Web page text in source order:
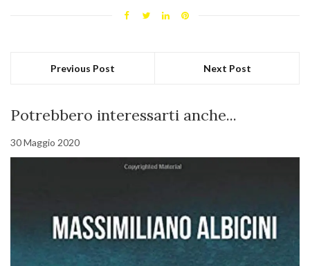
Previous Post Next Post
Potrebbero interessarti anche...
30 Maggio 2020